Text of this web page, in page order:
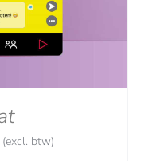
(excl. btw)